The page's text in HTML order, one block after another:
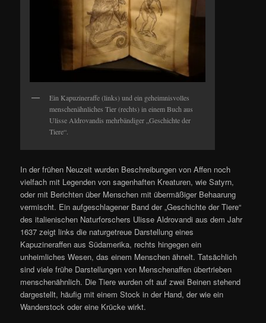
Ein Kapuzineraffe (links) und ein geheimnisvolles
menschenähnliches Tier (rechts) in einem Buch aus
Ulisse Aldrovandis mehrbändiger „Geschichte der
Tiere“.
In der frühen Neuzeit wurden Beschreibungen von Affen noch
vielfach mit Legenden von sagenhaften Kreaturen, wie Satyrn,
oder mit Berichten über Menschen mit übermäßiger Behaarung
vermischt. Ein aufgeschlagener Band der „Geschichte der Tiere“
des italienischen Naturforschers Ulisse Aldrovandi aus dem Jahr
1637 zeigt links die naturgetreue Darstellung eines
Kapuzineraffen aus Südamerika, rechts hingegen ein
unheimliches Wesen, das einem Menschen ähnelt. Tatsächlich
sind viele frühe Darstellungen von Menschenaffen übertrieben
menschenähnlich. Die Tiere wurden oft auf zwei Beinen stehend
dargestellt, häufig mit einem Stock in der Hand, der wie ein
Wanderstock oder eine Krücke wirkt.